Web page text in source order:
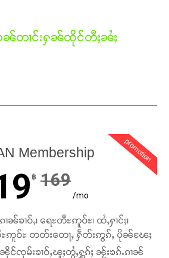
ၼ်တၢင်းႁၼ်ထိုင်တီႈၼႆႈ
promotion
Membership
฿ 169
/mo
ၼ်ၶၢဝ်ႇ၊ ရေႊတီႊဢူဝ်ႊ၊ ထႆႇႁၢင်ႈ၊
တီႊဢူဝ်ႊ တတ်းတေႃႇ ႁဵတ်းဢွၵ်ႇ ပိုၼ်ၽႄႈ
င်ၸုမ်းၶၢဝ်ႇၽူႈတွႆႇႁွၵ်ႈ ၼႂ်းၶၵ်ႉၵၢၼ်